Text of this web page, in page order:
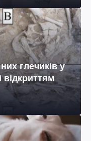
глечиків у
відкриттям